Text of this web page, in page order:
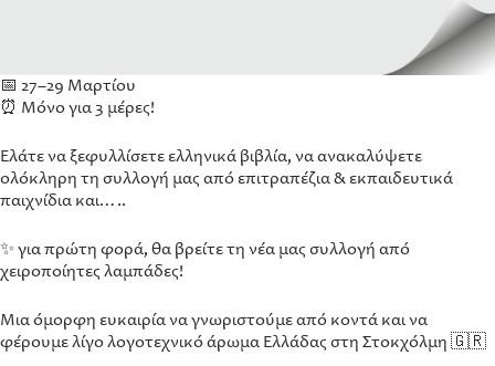
📅 27–29 Μαρτίου
⏰ Μόνο για 3 μέρες!
Ελάτε να ξεφυλλίσετε ελληνικά βιβλία, να ανακαλύψετε
ολόκληρη τη συλλογή μας από επιτραπέζια & εκπαιδευτικά
παιχνίδια και…..
✨ για πρώτη φορά, θα βρείτε τη νέα μας συλλογή από
χειροποίητες λαμπάδες!
Μια όμορφη ευκαιρία να γνωριστούμε από κοντά και να
φέρουμε λίγο λογοτεχνικό άρωμα Ελλάδας στη Στοκχόλμη 🇬🇷